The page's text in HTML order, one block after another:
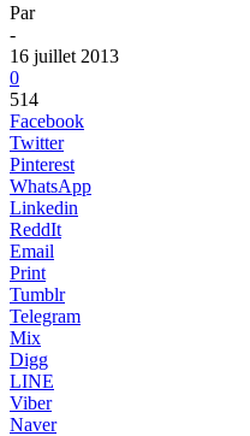
Par
-
16 juillet 2013
0
514
Facebook
Twitter
Pinterest
WhatsApp
Linkedin
ReddIt
Email
Print
Tumblr
Telegram
Mix
Digg
LINE
Viber
Naver